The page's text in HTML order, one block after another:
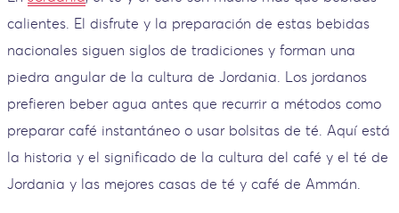
calientes. El disfrute y la preparación de estas bebidas
nacionales siguen siglos de tradiciones y forman una
piedra angular de la cultura de Jordania. Los jordanos
prefieren beber agua antes que recurrir a métodos como
preparar café instantáneo o usar bolsitas de té. Aquí está
la historia y el significado de la cultura del café y el té de
Jordania y las mejores casas de té y café de Ammán.